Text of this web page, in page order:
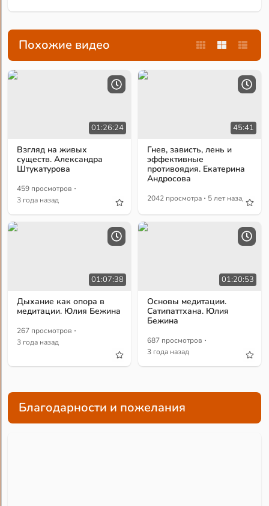
Похожие видео
01:26:24
Взгляд на живых
существ. Александра
Штукатурова
459 просмотров ·
3 года назад
45:41
Гнев, зависть, лень и
эффективные
противоядия. Екатерина
Андросова
2042 просмотра · 5 лет назад
01:07:38
Дыхание как опора в
медитации. Юлия Бежина
267 просмотров ·
3 года назад
01:20:53
Основы медитации.
Сатипаттхана. Юлия
Бежина
687 просмотров ·
3 года назад
Благодарности и пожелания